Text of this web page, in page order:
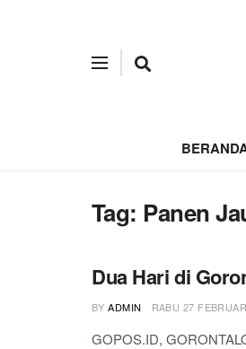
Tag: Panen
Dua Hari di
BY ADMIN RABU 27
GOPOS.ID,